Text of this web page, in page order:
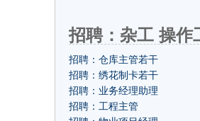
招聘：杂工 操
招聘：仓库主管若干
招聘：绣花制卡若干
招聘：业务经理助理
招聘：工程主管